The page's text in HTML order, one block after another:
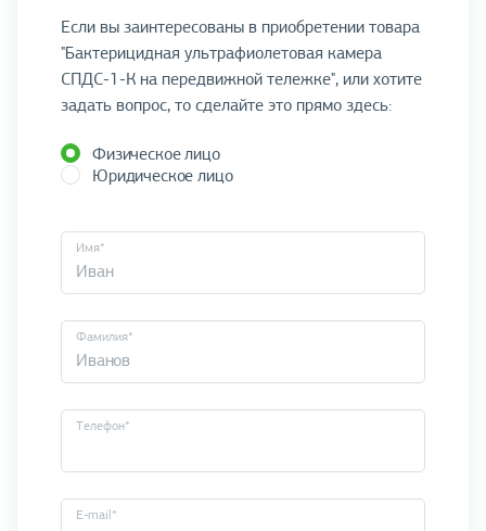
Если вы заинтересованы в приобретении товара
"Бактерицидная ультрафиолетовая камера
СПДС-1-К на передвижной тележке", или хотите
задать вопрос, то сделайте это прямо здесь:
Физическое лицо
Юридическое лицо
Имя*
Фамилия*
Телефон*
E-mail*